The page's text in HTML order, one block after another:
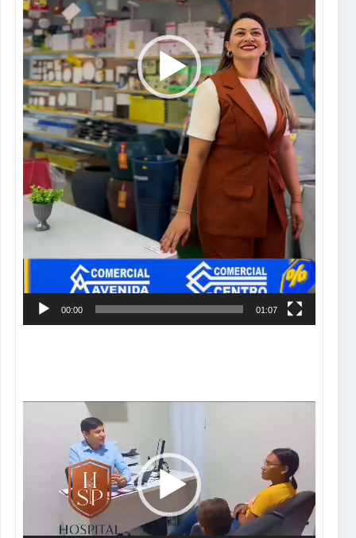
00:00 01:07